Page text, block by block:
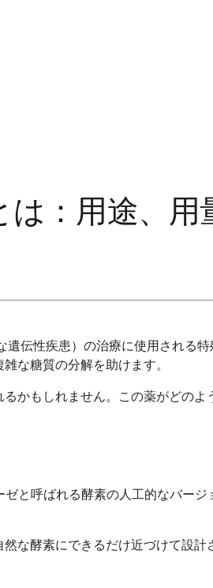
：用途、用
伝性疾患）の治療に使用される
な糖質の分解を助けます。
かもしれません。この薬がどの
と呼ばれる酵素の人工的なバー
な酵素にできるだけ近づけて設